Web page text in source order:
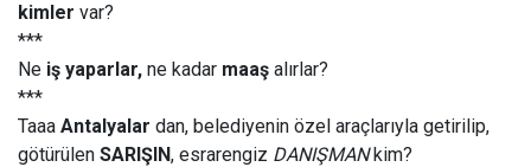
kimler var?
***
Ne iş yaparlar, ne kadar maaş alırlar?
***
Taaa Antalyalar dan, belediyenin özel araçlarıyla getirilip,
götürülen SARIŞIN, esrarengiz DANIŞMAN kim?